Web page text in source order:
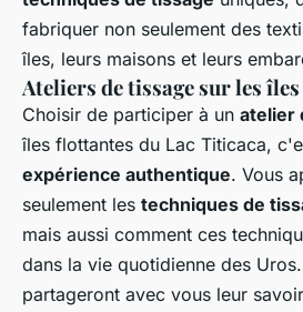
fabriquer non seulement des
îles, leurs maisons et leurs
Ateliers de tissage sur les îles
Choisir de participer à un atelier
îles flottantes du Lac Titicaca,
expérience authentique. Vous
seulement les techniques de
mais aussi comment ces
dans la vie quotidienne des
partageront avec vous leur